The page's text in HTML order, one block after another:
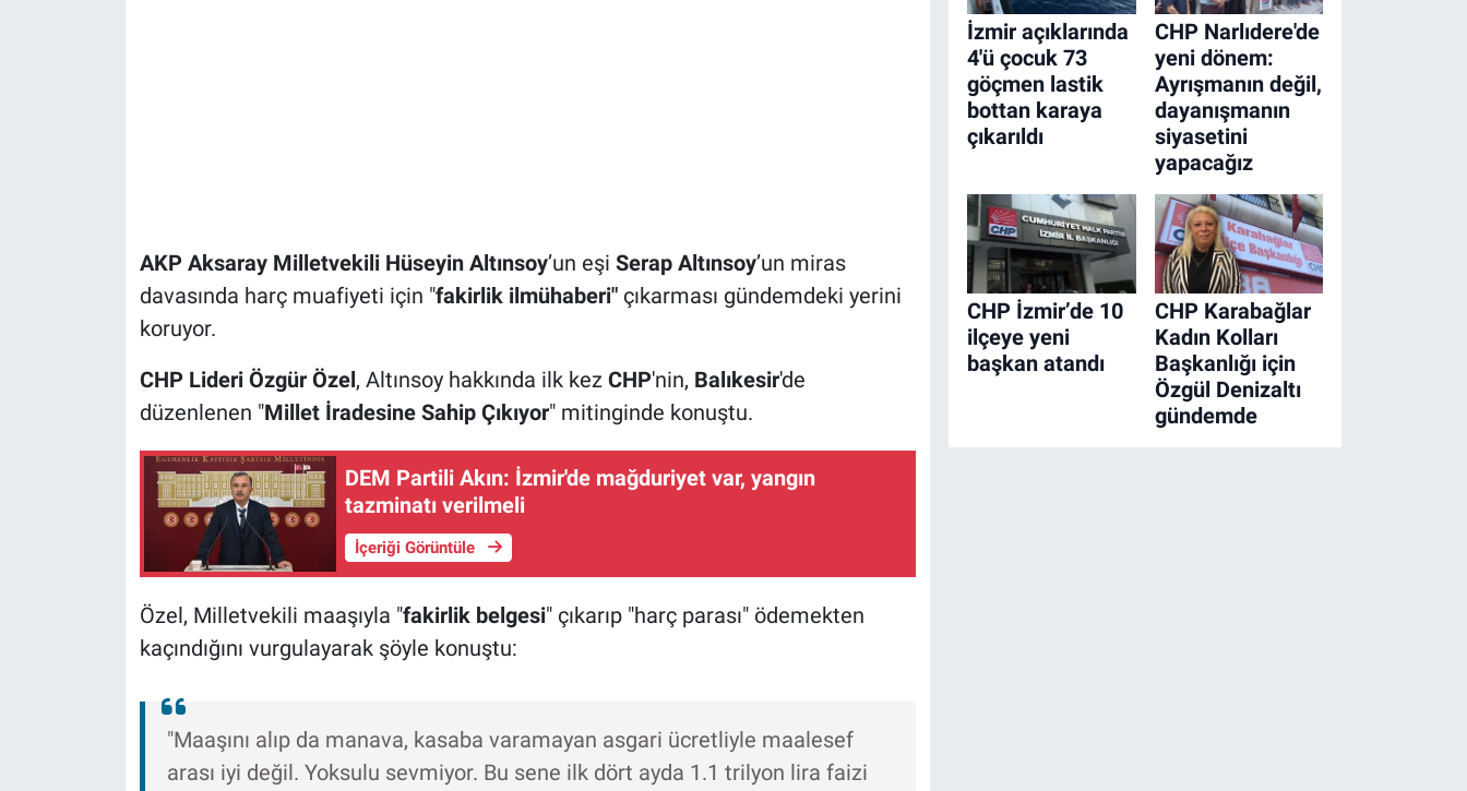
AKP Aksaray Milletvekili Hüseyin Altınsoy’un eşi Serap Altınsoy’un miras
davasında harç muafiyeti için "fakirlik ilmühaberi"çıkarması gündemdeki yerini
koruyor.
CHP Lideri Özgür Özel, Altınsoy hakkında ilk kezCHP'nin, Balıkesir'de
düzenlenen "Millet İradesine Sahip Çıkıyor" mitinginde konuştu.
DEM Partili Akın: İzmir'de mağduriyet var, yangın
tazminatı verilmeli
İçeriği Görüntüle
Özel, Milletvekili maaşıyla "fakirlik belgesi" çıkarıp "harç parası" ödemekten
kaçındığını vurgulayarak şöyle konuştu:
"Maaşını alıp da manava, kasaba varamayan asgari ücretliyle maalesef
arası iyi değil. Yoksulu sevmiyor. Bu sene ilk dört ayda 1.1 trilyon lira faizi
İzmir açıklarında
4'ü çocuk 73
göçmen lastik
bottan karaya
çıkarıldı
CHP Narlıdere'de
yeni dönem:
Ayrışmanın değil,
dayanışmanın
siyasetini
yapacağız
CHP İzmir’de 10
ilçeye yeni
başkan atandı
CHP Karabağlar
Kadın Kolları
Başkanlığı için
Özgül Denizaltı
gündemde